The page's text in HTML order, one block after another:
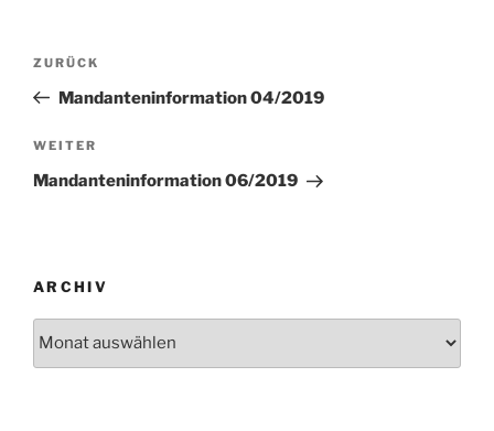
Beitragsnavigation
Vorheriger
Beitrag
ZURÜCK
Mandanteninformation 04/2019
Nächster
Beitrag
WEITER
Mandanteninformation 06/2019
ARCHIV